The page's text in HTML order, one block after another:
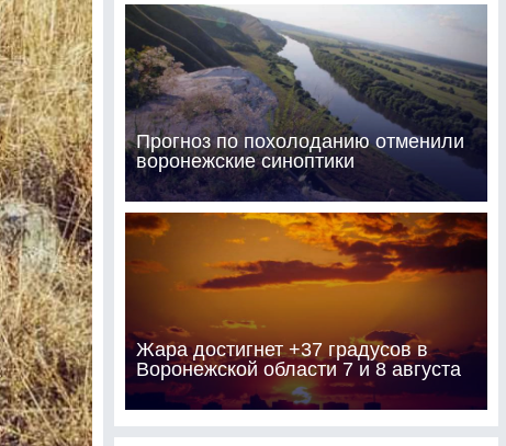
Прогноз по похолоданию отменили
воронежские синоптики
Жара достигнет +37 градусов в
Воронежской области 7 и 8 августа